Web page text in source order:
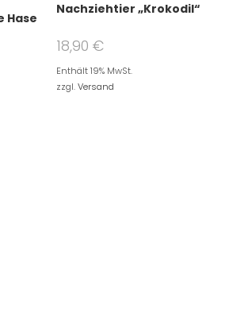
Hase
Nachziehtier „Krokodil“
18,90€
Enthält 19% MwSt.
zzgl.Versand